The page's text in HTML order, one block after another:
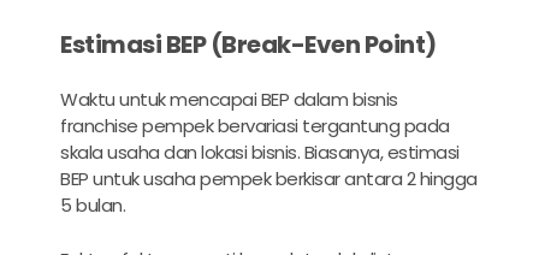
Estimasi BEP (Break-Even Point)
Waktu untuk mencapai BEP dalam bisnis
franchise pempek bervariasi tergantung pada
skala usaha dan lokasi bisnis. Biasanya, estimasi
BEP untuk usaha pempek berkisar antara 2 hingga
5 bulan.